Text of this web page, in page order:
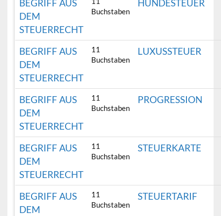
BEGRIFF AUS
DEM
STEUERRECHT
Buchstaben
HUNDESTEUER
BEGRIFF AUS
DEM
STEUERRECHT
11
Buchstaben
LUXUSSTEUER
BEGRIFF AUS
DEM
STEUERRECHT
11
Buchstaben
PROGRESSION
BEGRIFF AUS
DEM
STEUERRECHT
11
Buchstaben
STEUERKARTE
BEGRIFF AUS
DEM
11
Buchstaben
STEUERTARIF